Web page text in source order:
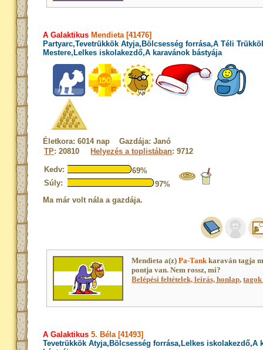
A Galaktikus Mendieta [41476]
Partyarc,Tevetrükkök Atyja,Bölcsesség forrása,A Téli
Mestere,Lelkes iskolakezdő,A karavánok bástyája
Életkora: 6014 nap Gazdája: Janó
TP: 20810 Helyezés a toplistában: 9712
Kedv:
69%
Súly:
97%
Ma már volt nála a gazdája.
Mendieta a(z)Pa-Tankkaraván tagja
pontja van. Nem rossz, mi?
Belépési feltételek, leírás, honlap,
A Galaktikus 5. Béla [41493]
Tevetrükkök Atyja,Bölcsesség forrása,Lelkes iskolakezdő,A